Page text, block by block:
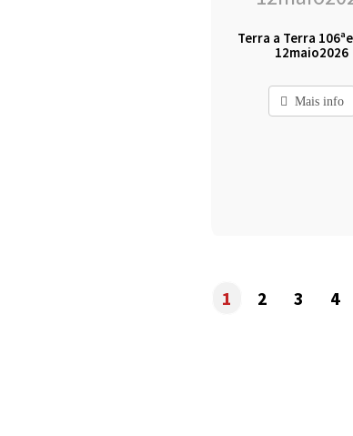
Terra a Terra
12maio2026
Mais info
1 2 3 4